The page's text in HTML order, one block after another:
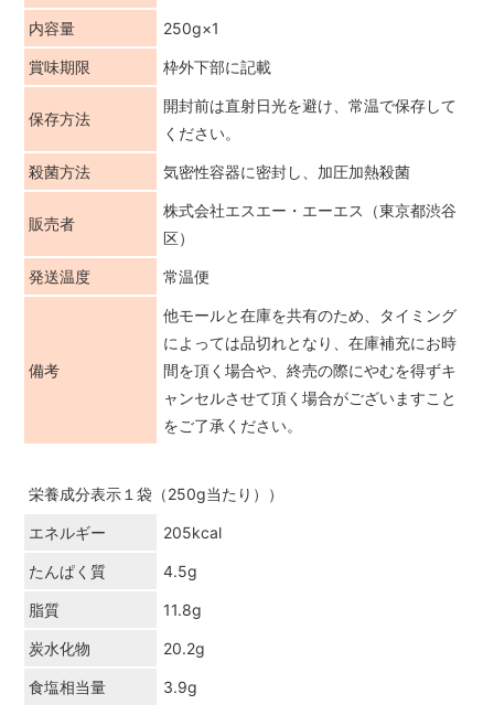
内容量 250g×1
賞味期限 枠外下部に記載
保存方法
開封前は直射日光を避け、常温で保存して
ください。
殺菌方法 気密性容器に密封し、加圧加熱殺菌
販売者
株式会社エスエー・エーエス（東京都渋谷
区）
発送温度 常温便
備考
他モールと在庫を共有のため、タイミング
によっては品切れとなり、在庫補充にお時
間を頂く場合や、終売の際にやむを得ずキ
ャンセルさせて頂く場合がございますこと
をご了承ください。
栄養成分表示１袋（250g当たり））
エネルギー 205kcal
たんぱく質 4.5g
脂質 11.8g
炭水化物 20.2g
食塩相当量 3.9g